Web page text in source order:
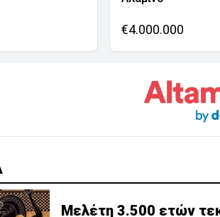
€4.000.000
Μελέτη 3.500 ετών